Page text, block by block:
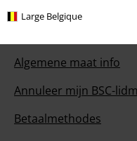
Large Belgique
Algemene maat info
Annuleer mijn BSC-
Betaalmethodes